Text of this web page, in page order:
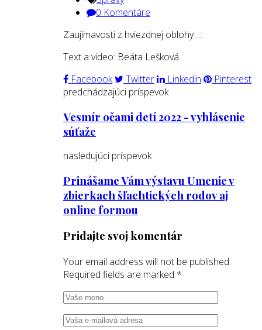
0 Komentáre
Zaujímavosti z hviezdnej oblohy …
Text a video: Beáta Lešková
Facebook
Twitter Linkedin
Pinterest
predchádzajúci príspevok
Vesmír očami detí 2022 - vyhlásenie
súťaže
nasledujúci príspevok
Prinášame Vám výstavu Umenie v
zbierkach šľachtických rodov aj
online formou
Pridajte svoj komentár
Your email address will not be published.
Required fields are marked *